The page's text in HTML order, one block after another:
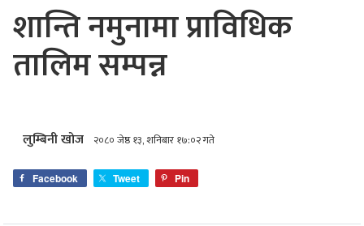
शान्ति नमुनामा प्राविधिक
तालिम सम्पन्न
लुम्बिनी खोज २०८० जेष्ठ १३, शनिबार १७:०२ गते
Facebook Tweet Pin